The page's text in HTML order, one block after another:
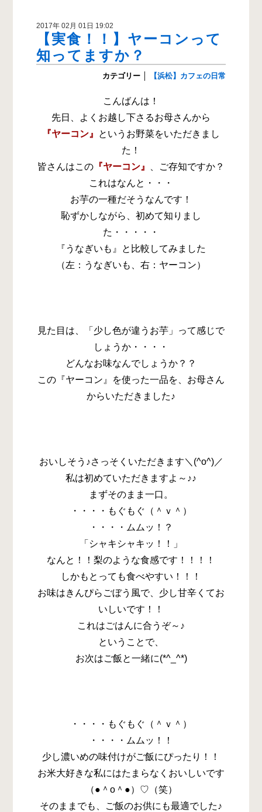
2017年 02月 01日 19:02
【実食！！】ヤーコンって
知ってますか？
カテゴリー 【浜松】カフェの日常
こんばんは！
先日、よくお越し下さるお母さんから
『ヤーコン』
というお野菜をいただきまし
た！
皆さんはこの 『ヤーコン』
、ご存知ですか？
これはなんと・・・
お芋の一種だそうなんです！
恥ずかしながら、初めて知りまし
た・・・・・
『うなぎいも』と比較してみました
（左：うなぎいも、右：ヤーコン）
見た目は、「少し色が違うお芋」って感じで
しょうか・・・・
どんなお味なんでしょうか？？
この『ヤーコン』を使った一品を、お母さん
からいただきました♪
おいしそう♪さっそくいただきます＼(^o^)／
私は初めていただきますよ～♪♪
まずそのまま一口。
・・・・もぐもぐ（＾ｖ＾）
・・・・ムムッ！？
「シャキシャキッ！！」
なんと！！梨のような食感です！！！！
しかもとっても食べやすい！！！
お味はきんぴらごぼう風で、少し甘辛くてお
いしいです！！
これはごはんに合うぞ～♪
ということで、
お次はご飯と一緒に(*^_^*)
・・・・もぐもぐ（＾ｖ＾）
・・・・ムムッ！！
少し濃いめの味付けがご飯にぴったり！！
お米大好きな私にはたまらなくおいしいです
（●＾o＾●）♡（笑）
そのままでも、ご飯のお供にも最適でした♪